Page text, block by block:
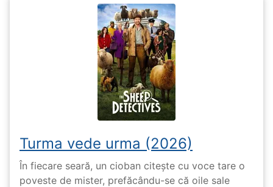
Turma vede urma (2026)
În fiecare seară, un cioban citește cu voce tare o
poveste de mister, prefăcându-se că oile sale